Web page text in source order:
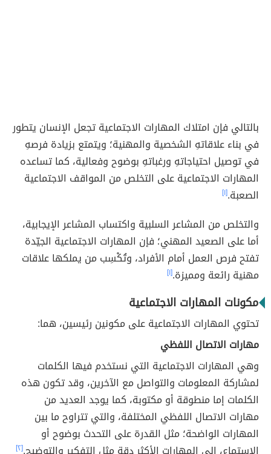
بالتالي فإن امتلاك المهارات الاجتماعية تجعل الإنسان يتطور
في بناء علاقاتهِ الشخصية والمهنية؛ ويتمتع بزيادة فرصهِ
في توصيل احتياجاتهِ ورغباتهِ بوضوح وفعالية، كما تساعده
المهارات الاجتماعية على التخلص من المواقف الاجتماعية
الصعبة.[١]
والتخلص من المشاعر السلبية واكتساب المشاعر الإيجابية،
أما على الصعيد المهني؛ فإن المهارات الاجتماعية الجيّدة
تفتح فرص العمل أمام الأفراد، وتُكْسِب من يملكها علاقات
مهنية رائعة ومميزة.[١]
مكونات المهارات الاجتماعية
تحتوي المهارات الاجتماعية على مكونين رئيسين، هما:
مهارات الاتصال اللفظي
وهي المهارات الاجتماعية التي نستخدم فيها الكلمات
لمشاركة المعلومات والتواصل مع الآخرين، وقد تكون هذه
الكلمات إما منطوقة أو مكتوبة، كما يوجد العديد من
مهارات الاتصال اللفظي المختلفة، والتي تتراوح ما بين
المهارات الواضحة؛ مثل القدرة على التحدث بوضوح أو
[٢]